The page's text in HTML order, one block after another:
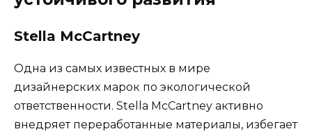
Stella McCartney
Одна из самых известных в мире
дизайнерских марок по экологической
ответственности. Stella McCartney активно
внедряет переработанные материалы, избегает